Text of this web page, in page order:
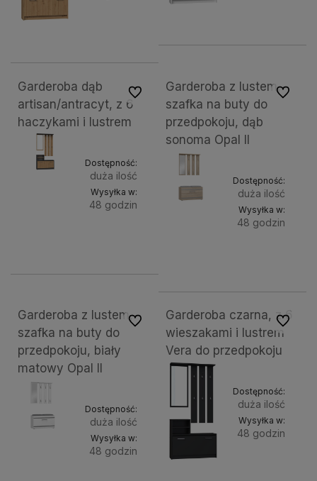
koszyka
Garderoba dąb
artisan/antracyt, z 6
haczykami i lustrem
Dostępność:
duża ilość
Wysyłka w:
48 godzin
Do ulubionychGarderoba z lustem,
szafka na buty do
przedpokoju, dąb
sonoma Opal II
Dostępność:
duża ilość
Wysyłka w:
48 godzin
Do
Garderoba z lustem,
szafka na buty do
przedpokoju, biały
matowy Opal II
Dostępność:
duża ilość
Wysyłka w:
48 godzin
Do ulubionychGarderoba czarna, z 6
wieszakami i lustrem
Vera do przedpokoju
Dostępność:
duża ilość
Wysyłka w:
48 godzin
Do